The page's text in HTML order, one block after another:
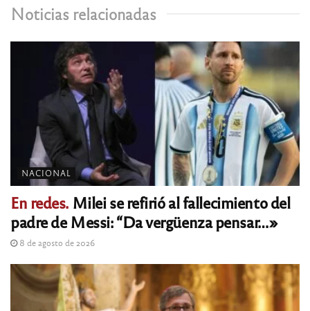
Noticias relacionadas
NACIONAL
En redes. Milei se refirió al fallecimiento del
padre de Messi: “Da vergüenza pensar…»
8 de agosto de 2026